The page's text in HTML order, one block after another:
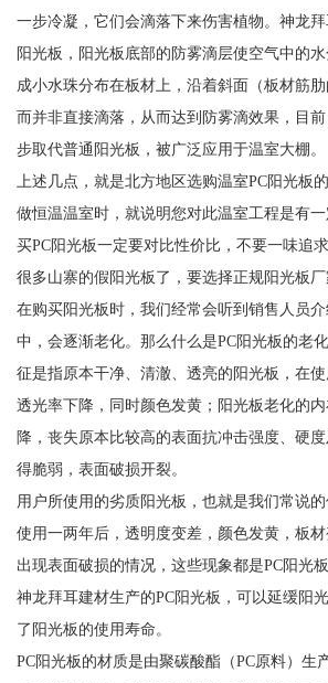
一步冷凝，它们会滴落下来伤害植物。神龙
阳光板，阳光板底部的防雾滴层使空气中的
成小水珠分布在板材上，沿着斜面（板材筋肋
而并非直接滴落，从而达到防雾滴效果，目
步取代普通阳光板，被广泛应用于温室大棚。
上述几点，就是北方地区选购温室PC阳光板
做恒温温室时，就说明您对此温室工程是有
买PC阳光板一定要对比性价比，不要一味追
很多山寨的假阳光板了，要选择正规阳光板厂
在购买阳光板时，我们经常会听到销售人员
中，会逐渐老化。那么什么是PC阳光板的
征是指原本干净、清澈、透亮的阳光板，在使
透光率下降，同时颜色发黄；阳光板老化的
降，丧失原本比较高的表面抗冲击强度、硬
得脆弱，表面破损开裂。
用户所使用的劣质阳光板，也就是我们常说
使用一两年后，透明度变差，颜色发黄，板
出现表面破损的情况，这些现象都是PC阳光
神龙拜耳建材生产的PC阳光板，可以延缓阳
了阳光板的使用寿命。
PC阳光板的材质是由聚碳酸酯（PC原料）生